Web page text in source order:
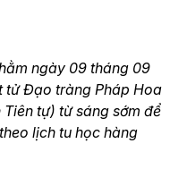
ngày 09 tháng 09
tử Đạo tràng Pháp Hoa
tự) từ sáng sớm để
lịch tu học hàng